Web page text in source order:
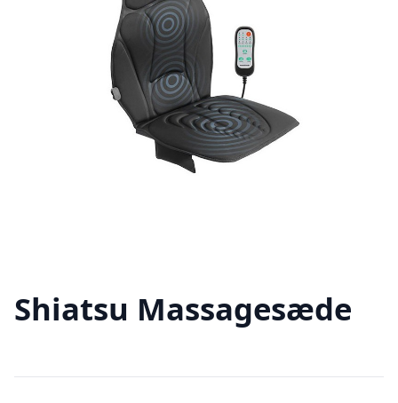
Shiatsu Massagesæde